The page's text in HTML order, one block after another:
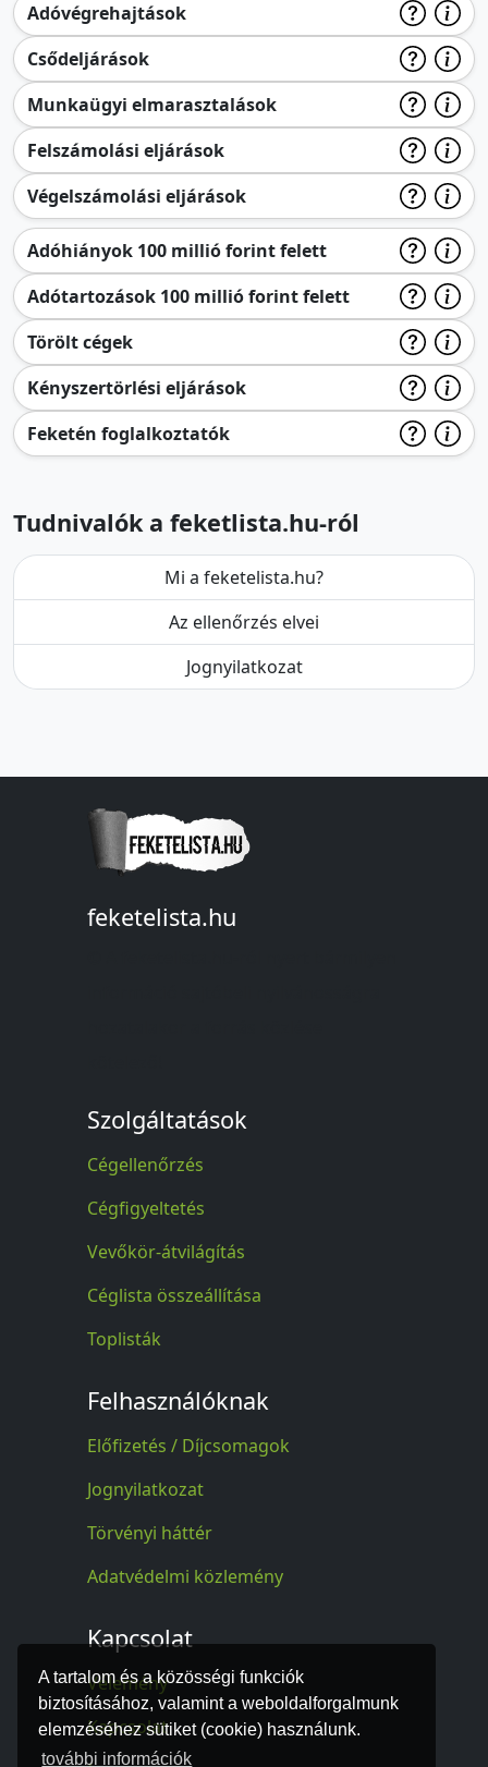
A tartalom és a közösségi funkciók
biztosításához, valamint a weboldalforgalmunk
elemzéséhez sütiket (cookie) használunk.
további információk
Adóvégrehajtások
Csődeljárások
Munkaügyi elmarasztalások
Felszámolási eljárások
Végelszámolási eljárások
Adóhiányok 100 millió forint felett
Adótartozások 100 millió forint felett
Törölt cégek
Kényszertörlési eljárások
Feketén foglalkoztatók
Tudnivalók a feketlista.hu-ról
Mi a feketelista.hu?
Az ellenőrzés elvei
Jognyilatkozat
feketelista.hu
Szolgáltatások
Cégellenőrzés
Cégfigyeltetés
Vevőkör-átvilágítás
Céglista összeállítása
Toplisták
Felhasználóknak
Előfizetés / Díjcsomagok
Jognyilatkozat
Törvényi háttér
Adatvédelmi közlemény
Kapcsolat
Vélemény
Kapcsolat